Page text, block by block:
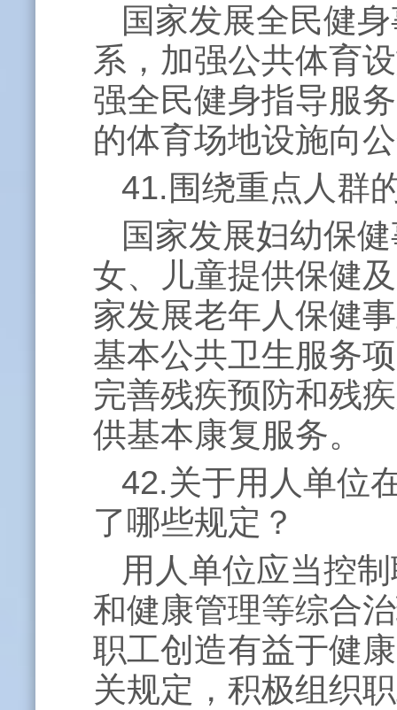
国家发展全民健
系，加强公共体育
强全民健身指导服
的体育场地设施向
41.围绕重点人群
国家发展妇幼保
女、儿童提供保健
家发展老年人保健
基本公共卫生服务
完善残疾预防和残
供基本康复服务。
42.关于用人单位
了哪些规定？
用人单位应当控
和健康管理等综合
职工创造有益于健
关规定，积极组织